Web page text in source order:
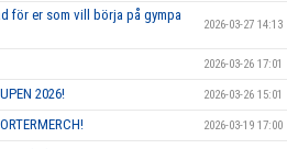
för er som vill börja på gympa
2026-03-27 14:13
2026-03-26 17:01
2026! 2026-03-26 15:01
2026-03-19 17:00